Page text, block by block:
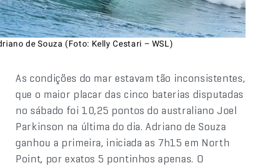
de Souza (Foto: Kelly Cestari – WSL)
As condições do mar estavam tão inconsistentes,
que o maior placar das cinco baterias disputadas
no sábado foi 10,25 pontos do australiano Joel
Parkinson na última do dia. Adriano de Souza
ganhou a primeira, iniciada as 7h15 em North
Point, por exatos 5 pontinhos apenas. O